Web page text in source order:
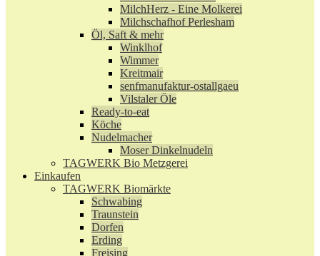
MilchHerz - Eine Molkerei
Milchschafhof Perlesham
Öl, Saft & mehr
Winklhof
Wimmer
Kreitmair
senfmanufaktur-ostallgaeu
Vilstaler Öle
Ready-to-eat
Köche
Nudelmacher
Moser Dinkelnudeln
TAGWERK Bio Metzgerei
Einkaufen
TAGWERK Biomärkte
Schwabing
Traunstein
Dorfen
Erding
Freising